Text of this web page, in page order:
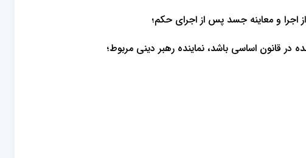
و معاینه جسد پس از اجرای حکم؛
قانون اساسی باشد، نماینده رهبر دینی مربوط؛